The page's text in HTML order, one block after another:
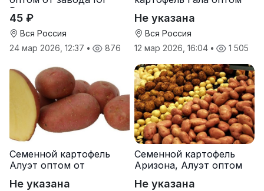
Руси
45 ₽
Вся Россия
24 мар 2026, 12:37 • 876
Не указана
Вся Россия
12 мар 2026, 16:04 • 1 505
Семенной картофель
Алуэт оптом от
Не указана
Семенной картофель
Аризона, Алуэт оптом
Не указана